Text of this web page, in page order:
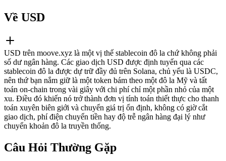
Về USD
USD trên moove.xyz là một vị thế stablecoin đô la chứ không phải
số dư ngân hàng. Các giao dịch USD được định tuyến qua các
stablecoin đô la được dự trữ đầy đủ trên Solana, chủ yếu là USDC,
nên thứ bạn nắm giữ là một token bám theo một đô la Mỹ và tất
toán on-chain trong vài giây với chi phí chỉ một phần nhỏ của một
xu. Điều đó khiến nó trở thành đơn vị tính toán thiết thực cho thanh
toán xuyên biên giới và chuyển giá trị ổn định, không có giờ cắt
giao dịch, phí điện chuyển tiền hay độ trễ ngân hàng đại lý như
chuyển khoản đô la truyền thống.
Câu Hỏi Thường Gặp